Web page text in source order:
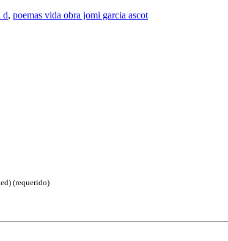
d, poemas vida obra jomi garcia ascot
(requerido)